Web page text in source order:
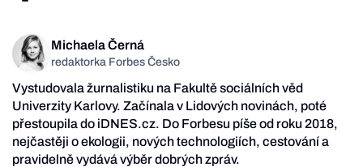
Michaela Černá
redaktorka Forbes Česko
Vystudovala žurnalistiku na Fakultě sociálních věd
Univerzity Karlovy. Začínala v Lidových novinách, poté
přestoupila do iDNES.cz. Do Forbesu píše od roku 2018,
nejčastěji o ekologii, nových technologiích, cestování a
pravidelně vydává výběr dobrých zpráv.